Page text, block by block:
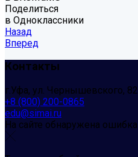
Поделиться
в Одноклассники
Назад
Вперед
Контакты
г.Уфа, ул. Чернышевского, 82
+8 (800) 200-0865
edu@simai.ru
На сайте обнаружена ошибка